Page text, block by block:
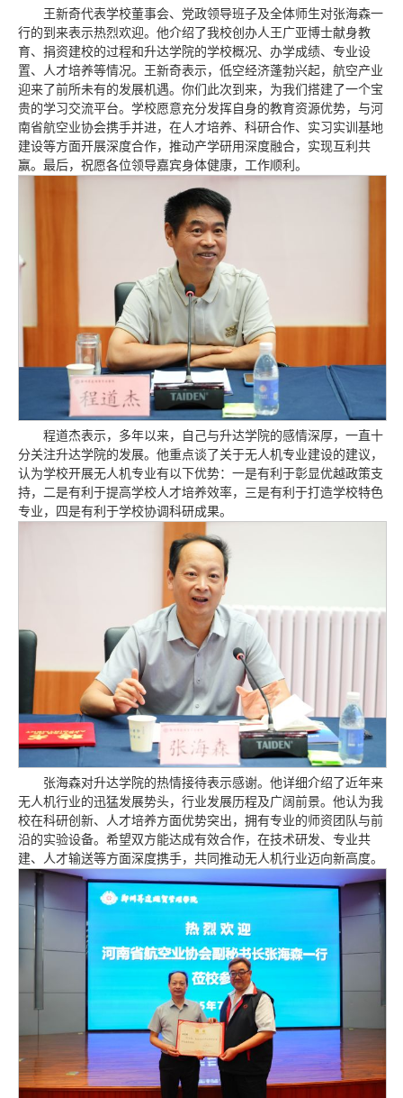
王新奇代表学校董事会、党政领导班子及全体师生对张海森一
行的到来表示热烈欢迎。他介绍了我校创办人王广亚博士献身教
育、捐资建校的过程和升达学院的学校概况、办学成绩、专业设
置、人才培养等情况。王新奇表示，低空经济蓬勃兴起，航空产业
迎来了前所未有的发展机遇。你们此次到来，为我们搭建了一个宝
贵的学习交流平台。学校愿意充分发挥自身的教育资源优势，与河
南省航空业协会携手并进，在人才培养、科研合作、实习实训基地
建设等方面开展深度合作，推动产学研用深度融合，实现互利共
赢。最后，祝愿各位领导嘉宾身体健康，工作顺利。
程道杰表示，多年以来，自己与升达学院的感情深厚，一直十
分关注升达学院的发展。他重点谈了关于无人机专业建设的建议，
认为学校开展无人机专业有以下优势：一是有利于彰显优越政策支
持，二是有利于提高学校人才培养效率，三是有利于打造学校特色
专业，四是有利于学校协调科研成果。
张海森对升达学院的热情接待表示感谢。他详细介绍了近年来
无人机行业的迅猛发展势头，行业发展历程及广阔前景。他认为我
校在科研创新、人才培养方面优势突出，拥有专业的师资团队与前
沿的实验设备。希望双方能达成有效合作，在技术研发、专业共
建、人才输送等方面深度携手，共同推动无人机行业迈向新高度。